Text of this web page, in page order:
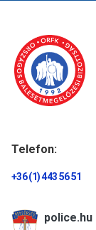
Telefon:
+36 (1) 443 56 51
police.hu